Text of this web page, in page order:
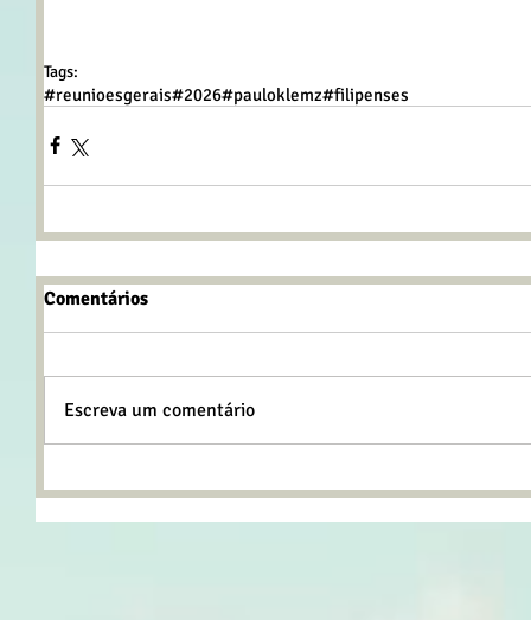
Tags:
#reunioesgerais#2026#pauloklemz#filipenses
Comentários
Escreva um comentário